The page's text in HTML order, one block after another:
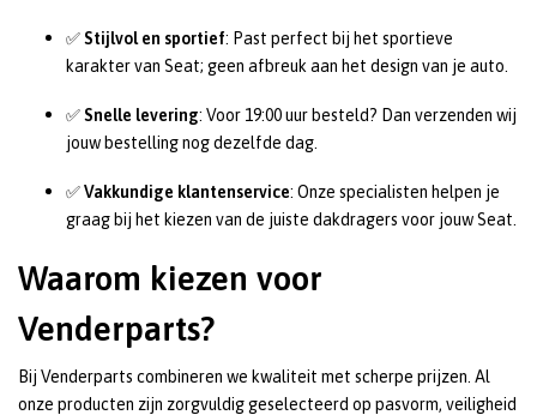
✅Stijlvol en sportief: Past perfect bij het sportieve
karakter van Seat; geen afbreuk aan het design van je auto.
✅Snelle levering: Voor 19:00 uur besteld? Dan verzenden wij
jouw bestelling nog dezelfde dag.
✅Vakkundige klantenservice: Onze specialisten helpen je
graag bij het kiezen van de juiste dakdragers voor jouw Seat.
Waarom kiezen voor
Venderparts?
Bij Venderparts combineren we kwaliteit met scherpe prijzen. Al
onze producten zijn zorgvuldig geselecteerd op pasvorm, veiligheid